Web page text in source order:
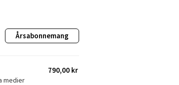
Årsabonnemang
790,00 kr
medier